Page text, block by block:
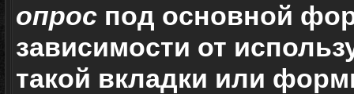
опрос под основной
зависимости от
такой вкладки или